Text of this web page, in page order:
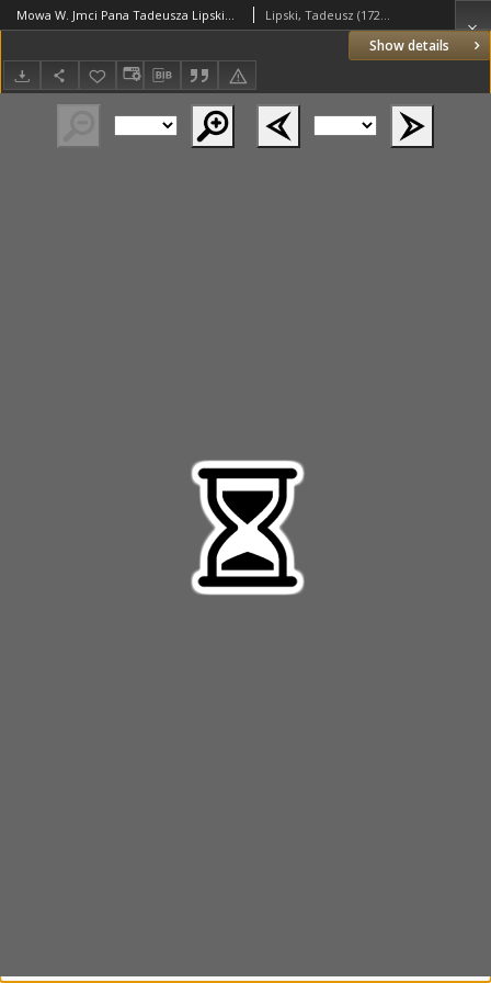
Show details
Mowa W. Jmci Pana Tadeusza Lipskiego Kasztelanica Łęczyckiego, Podkomorzego J.K.Mści, na Pogrzebie Jaśnie Wielmożnego Jmci Pana Józefa z Lipego na Lipsku Grabi Lipskiego, Kasztelana łęczyckiego; Połkownika Woysk Rzeczy Pospolitey, Oyca swego, w Kościele Poznańskim WW. XX. Jezuitów miana. Dnia 30. miesiąca Stycznia, Roku Pańskiego 1753 Lipski, Tadeusz (1725–1796)